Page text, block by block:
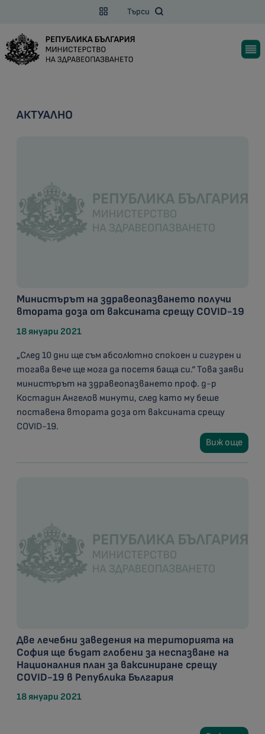
Търси
АКТУАЛНО
Министърът на здравеопазването получи
втората доза от ваксината срещу COVID-19
18 януари 2021
„След 10 дни ще съм абсолютно спокоен и сигурен и
тогава вече ще мога да посетя баща си.“ Това заяви
министърът на здравеопазването проф. д-р
Костадин Ангелов минути, след като му беше
поставена втората доза от ваксината срещу
COVID-19.
Виж още
Две лечебни заведения на територията на
София ще бъдат глобени за неспазване на
Националния план за ваксиниране срещу
COVID-19 в Република България
18 януари 2021